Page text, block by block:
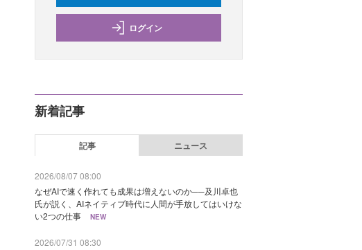
ログイン
新着記事
記事 ニュース
2026/08/07 08:00
なぜAIで速く作れても成果は増えないのか──及川卓也
氏が説く、AIネイティブ時代に人間が手放してはいけな
い2つの仕事
NEW
2026/07/31 08:30